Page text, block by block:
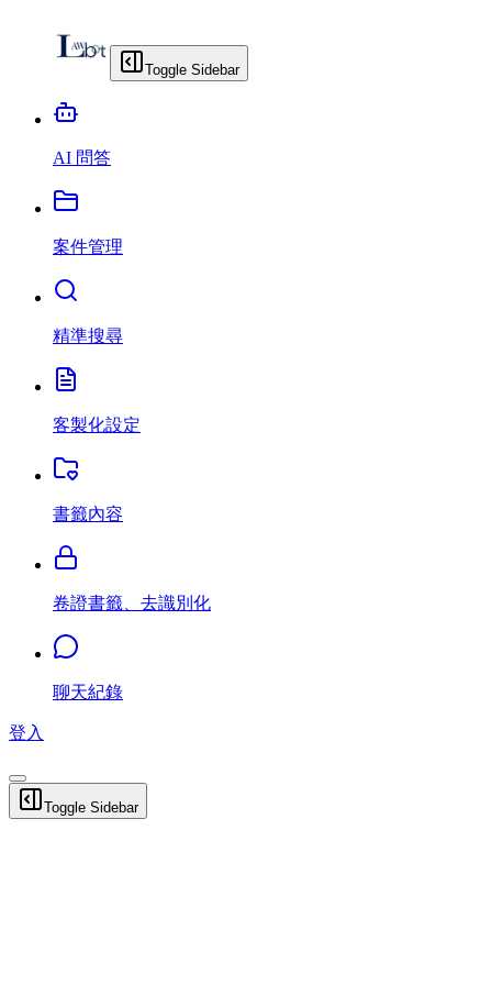
Toggle Sidebar
AI 問答
案件管理
精準搜尋
客製化設定
書籤內容
卷證書籤、去識別化
聊天紀錄
登入
Toggle Sidebar